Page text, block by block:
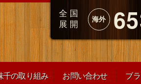
全国
展開
海外
千の取り組み お問い合わせ ブ